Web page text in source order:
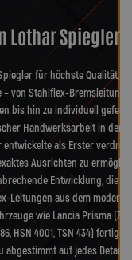
Spiegler?
für höchste Qualität,
von Stahlflex-
bis hin zu individuell
Handwerksarbeit in der
als Erster
Ausrichten zu
Entwicklung, die
Leitungen aus dem
wie Lancia Prisma (ZAL
HSN 4001, TSN 434)
auf jedes Detail.